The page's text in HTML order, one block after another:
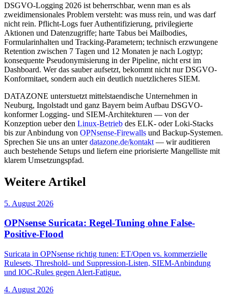
DSGVO-Logging 2026 ist beherrschbar, wenn man es als
zweidimensionales Problem versteht: was muss rein, und was darf
nicht rein. Pflicht-Logs fuer Authentifizierung, privilegierte
Aktionen und Datenzugriffe; harte Tabus bei Mailbodies,
Formularinhalten und Tracking-Parametern; technisch erzwungene
Retention zwischen 7 Tagen und 12 Monaten je nach Logtyp;
konsequente Pseudonymisierung in der Pipeline, nicht erst im
Dashboard. Wer das sauber aufsetzt, bekommt nicht nur DSGVO-
Konformitaet, sondern auch ein deutlich nuetzlicheres SIEM.
DATAZONE unterstuetzt mittelstaendische Unternehmen in
Neuburg, Ingolstadt und ganz Bayern beim Aufbau DSGVO-
konformer Logging- und SIEM-Architekturen — von der
Konzeption ueber den Linux-Betrieb des ELK- oder Loki-Stacks
bis zur Anbindung von OPNsense-Firewalls und Backup-Systemen.
Sprechen Sie uns an unterdatazone.de/kontakt — wir auditieren
auch bestehende Setups und liefern eine priorisierte Mangelliste mit
klarem Umsetzungspfad.
Weitere Artikel
5. August 2026
OPNsense Suricata: Regel-Tuning ohne False-
Positive-Flood
Suricata in OPNsense richtig tunen: ET/Open vs. kommerzielle
Rulesets, Threshold- und Suppression-Listen, SIEM-Anbindung
und IOC-Rules gegen Alert-Fatigue.
4. August 2026